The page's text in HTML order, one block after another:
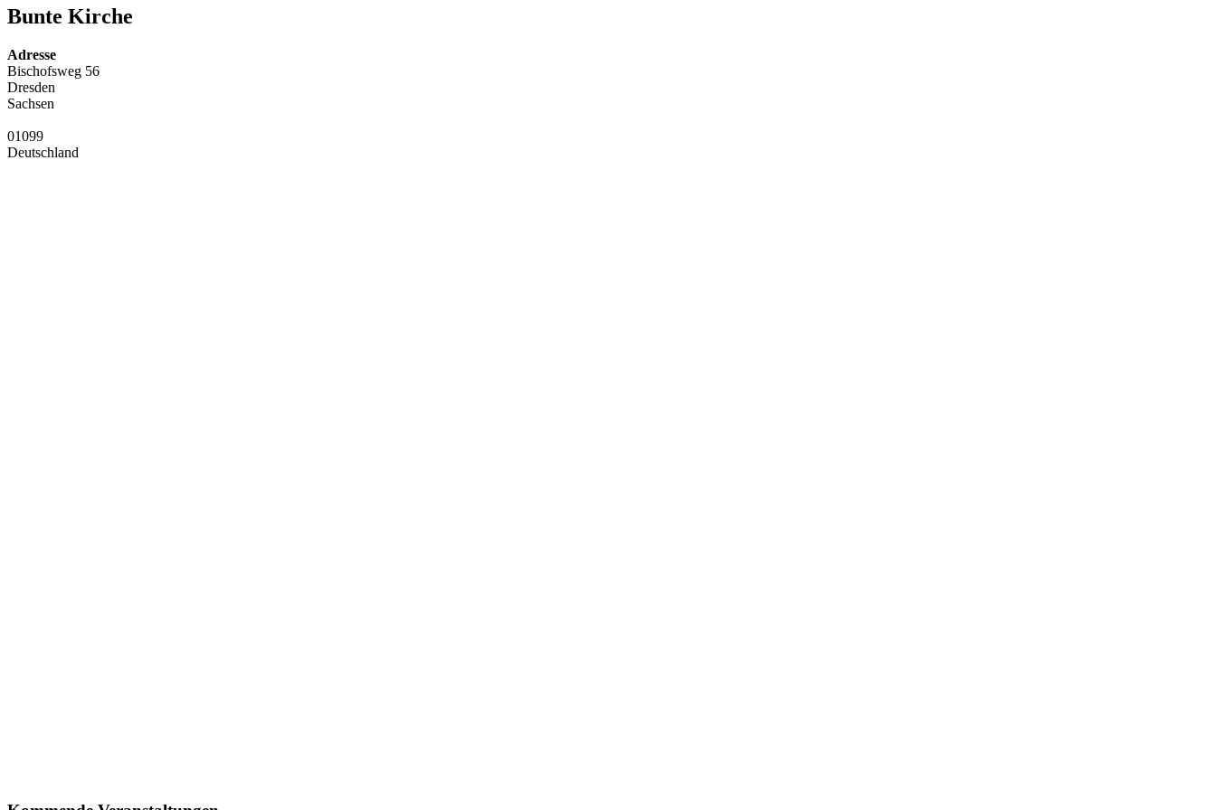
Bunte Kirche
Adresse
Bischofsweg 56
Dresden
Sachsen
01099
Deutschland